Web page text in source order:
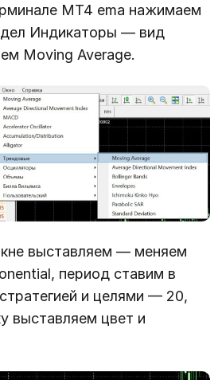
MT4 ema нажимаем
Индикаторы — вид
Moving Average.
выставляем — меняем
период ставим в
и целями — 20,
выставляем цвет и